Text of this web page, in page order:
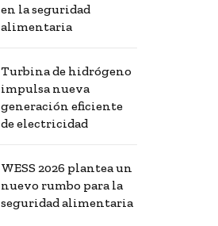
en la seguridad
alimentaria
Turbina de hidrógeno
impulsa nueva
generación eficiente
de electricidad
WESS 2026 plantea un
nuevo rumbo para la
seguridad alimentaria